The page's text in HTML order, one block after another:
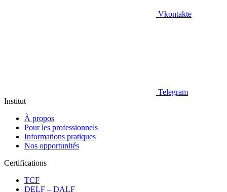
Vkontakte
Telegram
Institut
À propos
Pour les professionnels
Informations pratiques
Nos opportunités
Certifications
TCF
DELF – DALF